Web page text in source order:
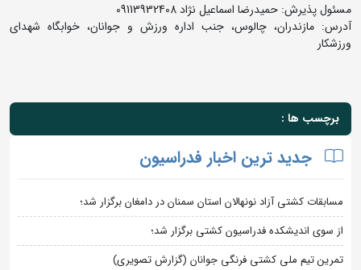
مسئول پذیرش: حمیدرضا اسماعیل نژاد 09113932408
آدرس: مازندران، چالوس، جنب اداره ورزش و جوانان، خوابگاه شهدای
ورزشکار
برچسب ها :
جدید ترین اخبار فدراسیون
مسابقات کشتی آزاد نونهالان استان سمنان در دامغان برگزار شد؛
از سوی اندیشکده فدراسیون کشتی برگزار شد؛
تمرین تیم ملی کشتی فرنگی جوانان (گزارش تصویری)